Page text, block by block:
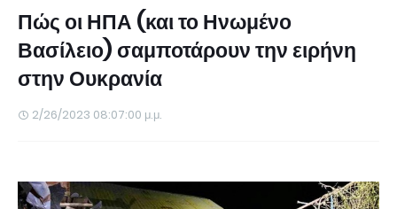
Πώς οι ΗΠΑ (και το Ηνωμένο
Βασίλειο) σαμποτάρουν την ειρήνη
στην Ουκρανία
2/26/2023 08:07:00 μ.μ.